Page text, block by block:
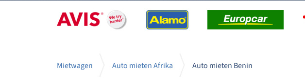
Mietwagen Auto mieten Afrika Auto mieten Benin